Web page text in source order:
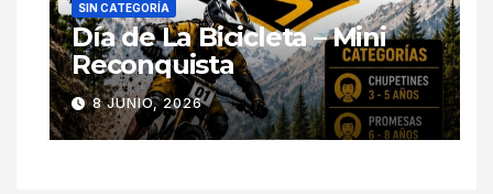
SIN CATEGORÍA
Día de La Bicicleta – Mini
Reconquista
8 JUNIO, 2026